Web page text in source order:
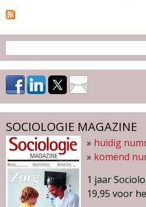
g
i
n
a
'
s
SOCIOLOGIE MAGAZINE
» huidig
» komend
1 jaar
19,95 voor